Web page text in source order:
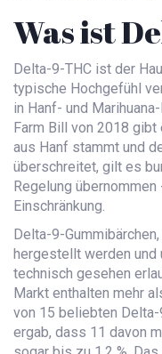
Was ist
Delta-9-THC ist der
typische Hochgefühl
in Hanf- und
Farm Bill von 2018 gibt
aus Hanf stammt und
überschreitet, gilt es
Regelung
Einschränkung.
Delta-9-
hergestellt werden und
technisch gesehen
Markt enthalten mehr
von 15 beliebten
ergab, dass 11 davon